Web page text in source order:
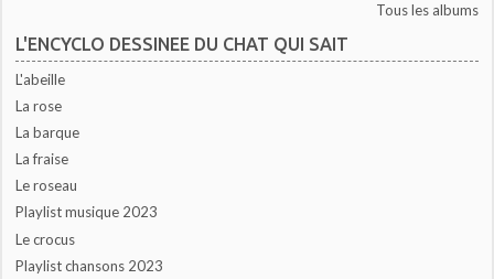
Tous les albums
L'ENCYCLO DESSINEE DU CHAT QUI SAIT
L'abeille
La rose
La barque
La fraise
Le roseau
Playlist musique 2023
Le crocus
Playlist chansons 2023